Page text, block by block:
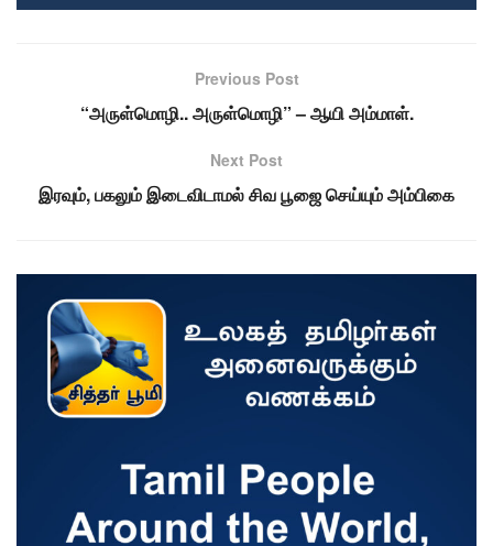
Previous Post
“அருள்மொழி.. அருள்மொழி” – ஆயி அம்மாள்.
Next Post
இரவும், பகலும் இடைவிடாமல் சிவ பூஜை செய்யும் அம்பிகை